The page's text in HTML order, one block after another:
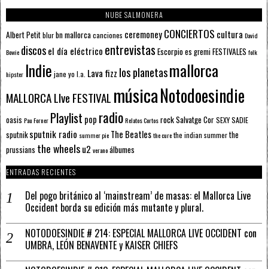
NUBE SALMONERA
Albert Petitblurbn mallorcacanciones ceremoneyCONCIERTOS cultura David
Bowie discosel día eléctrico entrevistas Escorpioes gremiFESTIVALES folk
hipster Indie jane yo l.a. Lava fizz los planetasmallorca
MALLORCA LIve FESTIVAL músicaNotodoesindie
oasis Pau Forner Playlist pop radioRelatos CortosrockSalvatge CorSEXY SADIE
sputnik sputnik radio summer pie The Beatlesthe curethe indian summerthe
prussians the wheelsu2 veranoálbumes
ENTRADAS RECIENTES
Del pogo británico al ‘mainstream’ de masas: el Mallorca Live
Occident borda su edición más mutante y plural.
NOTODOESINDIE # 214: ESPECIAL MALLORCA LIVE OCCIDENT con
UMBRA, LEÓN BENAVENTE y KAISER CHIEFS